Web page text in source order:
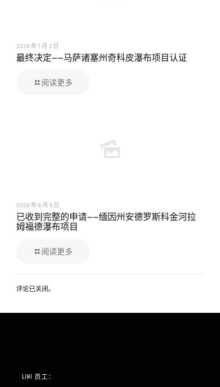
2026 年 7 月 2 日
最终决定——马萨诸塞州奇科皮瀑布项目认证
阅读更多
2026 年 6 月 9 日
已收到完整的申请——缅因州安德罗斯科金河拉
姆福德瀑布项目
阅读更多
评论已关闭。
LIHI 员工：